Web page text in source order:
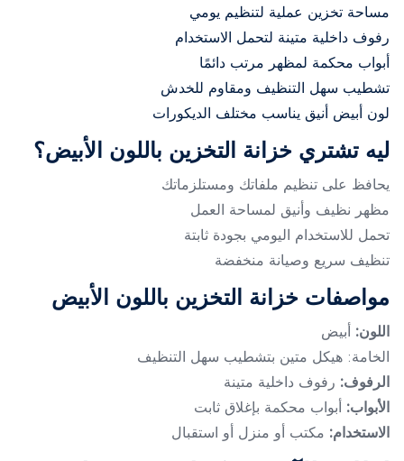
مساحة تخزين عملية لتنظيم يومي
رفوف داخلية متينة لتحمل الاستخدام
أبواب محكمة لمظهر مرتب دائمًا
تشطيب سهل التنظيف ومقاوم للخدش
لون أبيض أنيق يناسب مختلف الديكورات
ليه تشتري خزانة التخزين باللون الأبيض؟
يحافظ على تنظيم ملفاتك ومستلزماتك
مظهر نظيف وأنيق لمساحة العمل
تحمل للاستخدام اليومي بجودة ثابتة
تنظيف سريع وصيانة منخفضة
مواصفات خزانة التخزين باللون الأبيض
اللون: أبيض
الخامة: هيكل متين بتشطيب سهل التنظيف
الرفوف: رفوف داخلية متينة
الأبواب: أبواب محكمة بإغلاق ثابت
الاستخدام: مكتب أو منزل أو استقبال